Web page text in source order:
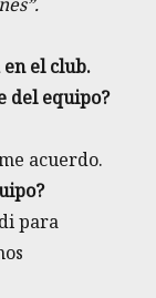
el club.
del equipo?
acuerdo.
para